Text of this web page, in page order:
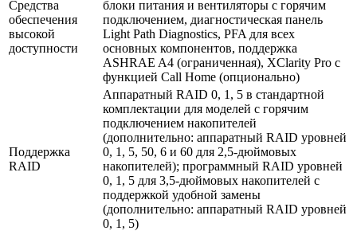
Средства
обеспечения
высокой
доступности
блоки питания и вентиляторы с горячим
подключением, диагностическая панель
Light Path Diagnostics, PFA для всех
основных компонентов, поддержка
ASHRAE A4 (ограниченная), XClarity Pro с
функцией Call Home (опционально)
Поддержка
RAID
Аппаратный RAID 0, 1, 5 в стандартной
комплектации для моделей с горячим
подключением накопителей
(дополнительно: аппаратный RAID уровней
0, 1, 5, 50, 6 и 60 для 2,5-дюймовых
накопителей); программный RAID уровней
0, 1, 5 для 3,5-дюймовых накопителей с
поддержкой удобной замены
(дополнительно: аппаратный RAID уровней
0, 1, 5)